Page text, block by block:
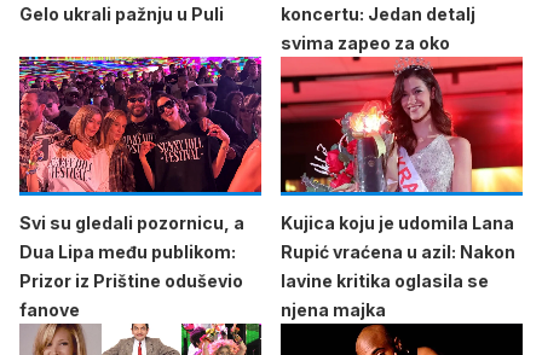
Gelo ukrali pažnju u Puli
koncertu: Jedan detalj
svima zapeo za oko
Svi su gledali pozornicu, a
Dua Lipa među publikom:
Prizor iz Prištine oduševio
fanove
Kujica koju je udomila Lana
Rupić vraćena u azil: Nakon
lavine kritika oglasila se
njena majka